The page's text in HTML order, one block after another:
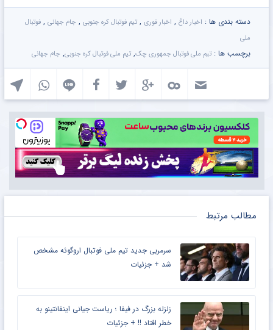
دسته بندی ها : اخبار داغ , اخبار فوری , تیم فوتبال کره جنوبی , جام جهانی , فوتبال
ملی
برچسب ها : تیم ملی فوتبال جمهوری چک, تیم ملی فوتبال کره جنوبی, جام جهانی
مطالب مرتبط
سرمربی جدید تیم ملی فوتبال اروگوئه مشخص
شد + جزئیات
زلزله بزرگ در فیفا ؛ ریاست جیانی اینفانتینو به
خطر افتاد !! + جزئیات